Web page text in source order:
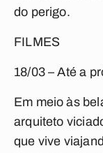
do perigo.
FILMES
18/03 – Até a
Em meio às
arquiteto
que vive